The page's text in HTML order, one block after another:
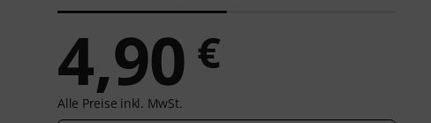
4,90 €
Alle Preise inkl. MwSt.